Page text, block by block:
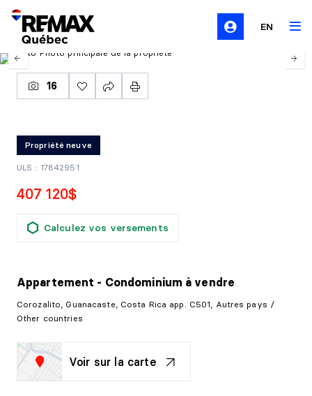
EN
16
407 120$
Calculez vos versements
Propriété neuve
ULS : 17842951
Appartement - Condominium à vendre
Corozalito, Guanacaste, Costa Rica app. C501, Autres pays /
Other countries
Voir sur la carte